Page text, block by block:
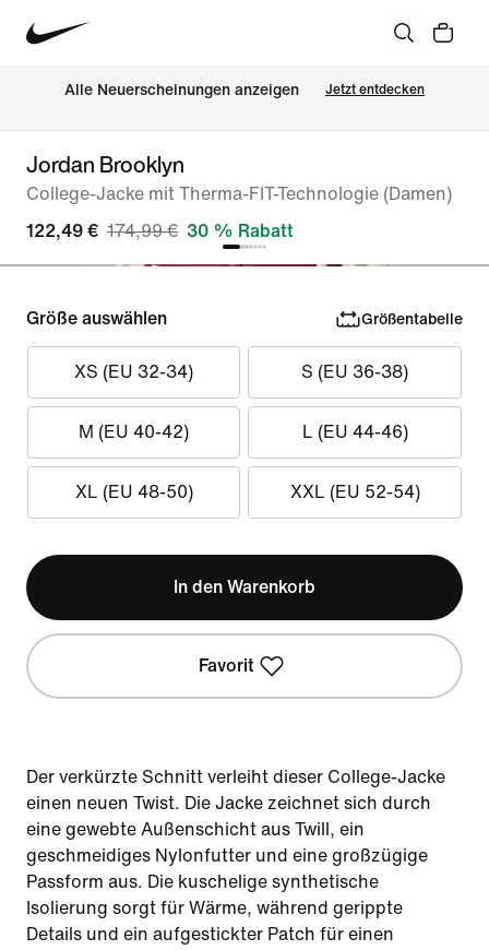
Alle Neuerscheinungen anzeigen Jetzt entdecken
Jordan Brooklyn
College-Jacke mit Therma-FIT-Technologie (Damen)
122,49 € 174,99 € 30 % Rabatt
Größe auswählen Größentabelle
XS (EU 32-34) S (EU 36-38)
M (EU 40-42) L (EU 44-46)
XL (EU 48-50) XXL (EU 52-54)
In den Warenkorb
Favorit
Der verkürzte Schnitt verleiht dieser College-Jacke
einen neuen Twist. Die Jacke zeichnet sich durch
eine gewebte Außenschicht aus Twill, ein
geschmeidiges Nylonfutter und eine großzügige
Passform aus. Die kuschelige synthetische
Isolierung sorgt für Wärme, während gerippte
Details und ein aufgestickter Patch für einen